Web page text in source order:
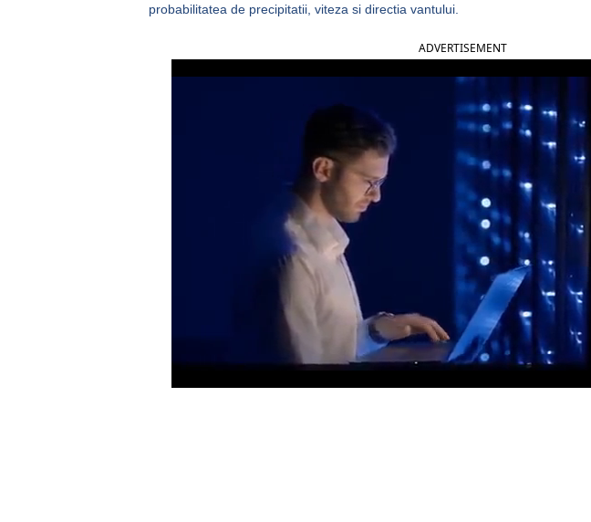
probabilitatea de precipitatii, viteza si directia vantului.
ADVERTISEMENT